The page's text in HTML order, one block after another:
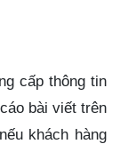
cấp thông tin
bài viết trên
khách hàng